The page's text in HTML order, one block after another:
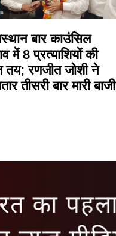
बार काउंसिल
में 8 प्रत्याशियों की
तय; रणजीत जोशी ने
तीसरी बार मारी बाजी